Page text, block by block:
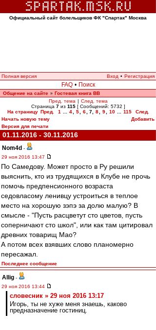
Официальный сайт болельщиков ФК "Спартак" Москва
Полная версия Вход • Регистрация
FAQ • Поиск
Общение на сайте » Гостевая книга ВВ
Пред. тема | След. тема
Страница 7из 115[ Сообщений: 5732 ]
На страницу Пред. 1 4 5 6 7, 8 9 10 115
След.
Начать новую тему
Добавить
Версия для печати
01.11.2016 - 30.11.2016
Nom4d -
29 ноя 2016 13:47
По Самедову. Может просто в Ру решили
выяснить, кто из трудящихся в Клубе не прочь
помочь предпенсионного возраста
седовласому ленивцу устроиться в теплое
место на хорошую зэпэ за долю малую? В
смысле - "Пусть расцветут сто цветов, пусть
соперничают сто школ", или как там цитировал
древних товарищ Мао?
А потом всех взявших слово планомерно
пересажал.
Последнее сообщение
Allig -
29 ноя 2016 13:44
словесник » 29 ноя 2016 13:17
Игорь, ты не хуже меня знаешь, каково
предназначение гостиниц.